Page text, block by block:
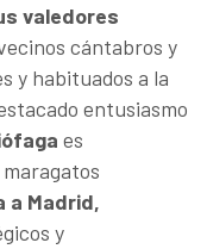
valedores
cántabros y
y habituados a la
entusiasmo
es
a Madrid,
y